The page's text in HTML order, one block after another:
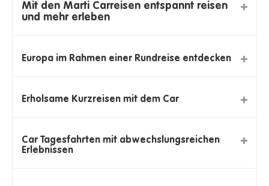
Mit den Marti Carreisen entspannt reisen
und mehr erleben
Europa im Rahmen einer Rundreise entdecken
Erholsame Kurzreisen mit dem Car
Car Tagesfahrten mit abwechslungsreichen
Erlebnissen